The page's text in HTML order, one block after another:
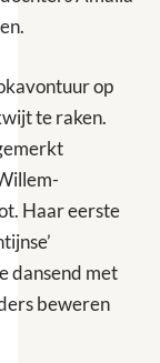
op
te raken.
Haar eerste
dansend met
beweren